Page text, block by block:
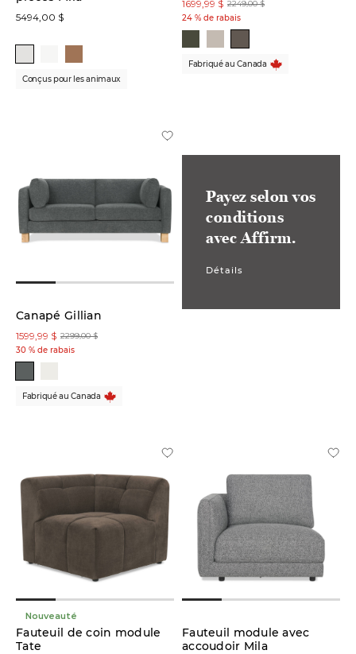
5494,00 $
Conçus pour les animaux
2249,00 $
1699,99 $
24 % de rabais
Fabriqué au Canada
Canapé Gillian
2299,00 $
1599,99 $
30 % de rabais
Fabriqué au Canada
Payez selon vos
conditions
avec Affirm.
Détails
Nouveauté
Fauteuil de coin module
Tate
Fauteuil module avec
accoudoir Mila